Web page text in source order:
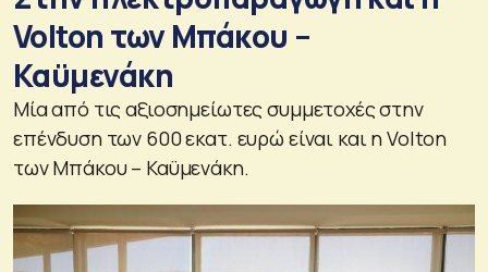
Volton των Μπάκου –
Καϋμενάκη
Μία από τις αξιοσημείωτες συμμετοχές στην
επένδυση των 600 εκατ. ευρώ είναι και η Volton
των Μπάκου – Καϋμενάκη.